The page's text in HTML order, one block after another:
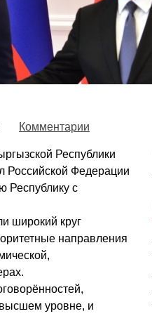
Комментарии
Республики
Российской Федерации
Республику с
широкий круг
направления
уровне, и